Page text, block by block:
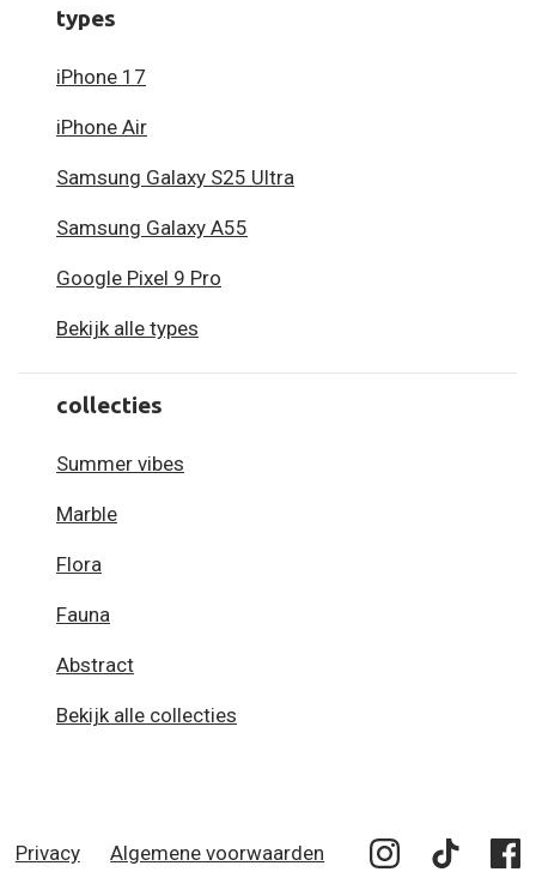
types
iPhone 17
iPhone Air
Samsung Galaxy S25 Ultra
Samsung Galaxy A55
Google Pixel 9 Pro
Bekijk alle types
collecties
Summer vibes
Marble
Flora
Fauna
Abstract
Bekijk alle collecties
Privacy Algemene voorwaarden